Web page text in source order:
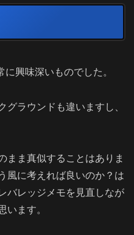
興味深いものでした。
グラウンドも違いますし、
まま真似することはありま
風に考えれば良いのか？は
バレッジメモを見直しなが
います。